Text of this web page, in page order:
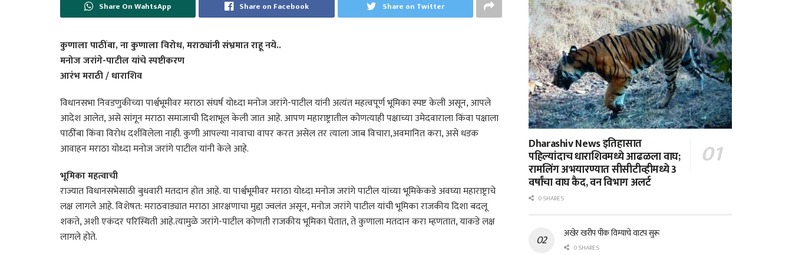
Share On WahtsApp Share on Facebook Share on Twitter
कुणाला पाठींबा, ना कुणाला विरोध, मराठ्यांनी संभ्रमात राहू नये..
मनोज जरांगे-पाटील यांचे स्पष्टीकरण
आरंभ मराठी / धाराशिव
विधानसभा निवडणुकीच्या पार्श्वभूमीवर मराठा संघर्ष योध्दा मनोज जरांगे-पाटील यांनी अत्यंत महत्वपूर्ण भूमिका स्पष्ट केली असून, आपले
आदेश आलेत, असे सांगून मराठा समाजाची दिशाभूल केली जात आहे. आपण महाराष्ट्रातील कोणत्याही पक्षाच्या उमेदवाराला किंवा पक्षाला
पाठींबा किंवा विरोध दर्शविलेला नाही. कुणी आपल्या नावाचा वापर करत असेल तर त्याला जाब विचारा,अवमानित करा, असे धडक
आवाहन मराठा योध्दा मनोज जरांगे पाटील यांनी केले आहे.
भूमिका महत्वाची
राज्यात विधानसभेसाठी बुधवारी मतदान होत आहे. या पार्श्वभूमीवर मराठा योध्दा मनोज जरांगे पाटील यांच्या भूमिकेकडे अवघ्या महाराष्ट्राचे
लक्ष लागले आहे. विशेषत: मराठवाड्यात मराठा आरक्षणाचा मुद्दा ज्वलंत असून, मनोज जरांगे पाटील यांची भूमिका राजकीय दिशा बदलू
शकते, अशी एकंदर परिस्थिती आहे.त्यामुळे जरांगे-पाटील कोणती राजकीय भूमिका घेतात, ते कुणाला मतदान करा म्हणतात, याकडे लक्ष
लागले होते.
Dharashiv News इतिहासात
पहिल्यांदाच धाराशिवमध्ये आढळला वाघ;
रामलिंग अभयारण्यात सीसीटीव्हीमध्ये 3
वर्षांचा वाघ कैद, वन विभाग अलर्ट
0 SHARES
अखेर खरीप पीक विम्याचे वाटप सुरू
0 SHARES